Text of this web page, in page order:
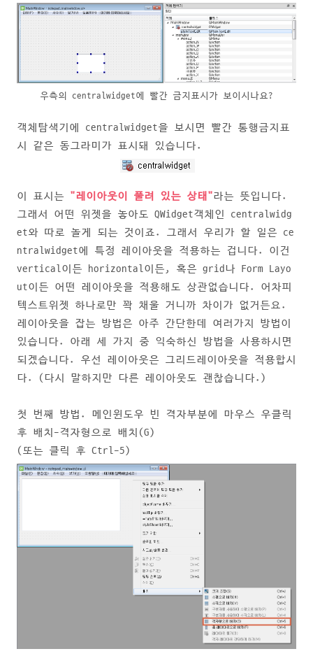
우측의 centralwidget에 빨간 금지표시가 보이시나요?
객체탐색기에 centralwidget을 보시면 빨간 통행금지표
시 같은 동그라미가 표시돼 있습니다.
이 표시는 "레이아웃이 풀려 있는 상태"라는 뜻입니다.
그래서 어떤 위젯을 놓아도 QWidget객체인 centralwidg
et와 따로 놀게 되는 것이죠. 그래서 우리가 할 일은 ce
ntralwidget에 특정 레이아웃을 적용하는 겁니다. 이건
vertical이든 horizontal이든, 혹은 grid나 Form Layo
ut이든 어떤 레이아웃을 적용해도 상관없습니다. 어차피
텍스트위젯 하나로만 꽉 채울 거니까 차이가 없거든요.
레이아웃을 잡는 방법은 아주 간단한데 여러가지 방법이
있습니다. 아래 세 가지 중 익숙하신 방법을 사용하시면
되겠습니다. 우선 레이아웃은 그리드레이아웃을 적용합시
다. (다시 말하지만 다른 레이아웃도 괜찮습니다.)
첫 번째 방법. 메인윈도우 빈 격자부분에 마우스 우클릭
후 배치-격자형으로 배치(G)
(또는 클릭 후 Ctrl-5)